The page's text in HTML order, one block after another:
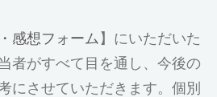
感想フォーム 】にいただいた
者がすべて目を通し、今後の
にさせていただきます。個別